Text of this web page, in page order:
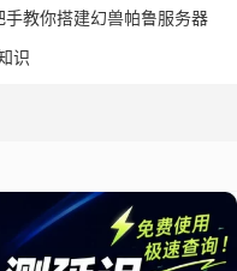
教你搭建幻兽帕鲁服务器
识